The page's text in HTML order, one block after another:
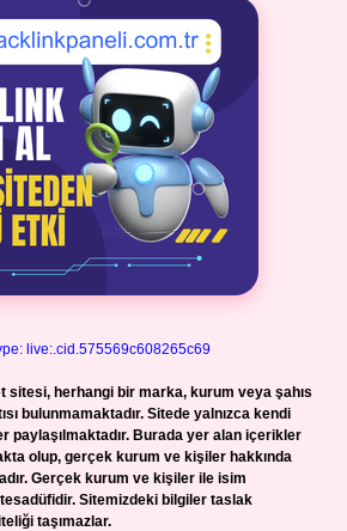
live:.cid.575569c608265c69
sitesi, herhangi bir marka, kurum veya şahıs
bulunmamaktadır. Sitede yalnızca kendi
paylaşılmaktadır. Burada yer alan içerikler
olup, gerçek kurum ve kişiler hakkında
Gerçek kurum ve kişiler ile isim
Sitemizdeki bilgiler taslak
taşımazlar.